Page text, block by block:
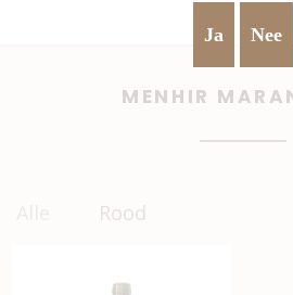
krachtig & robuust
MENHIR
Rood
Ja Nee